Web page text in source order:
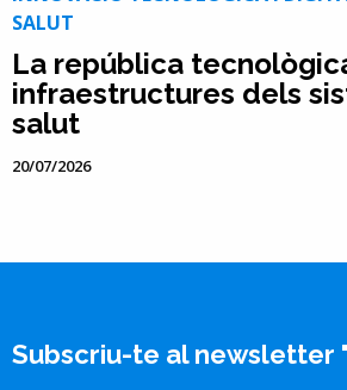
SALUT
La república
infraestructures dels
salut
20/07/2026
Subscriu-te al newsletter